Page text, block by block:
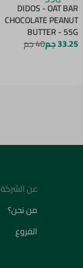
DIDOS - OAT BAR
CHOCOLATE PEANUT
BUTTER - 55G
33.25 جم 40 جم
عن الشركة
من نحن؟
الفروع